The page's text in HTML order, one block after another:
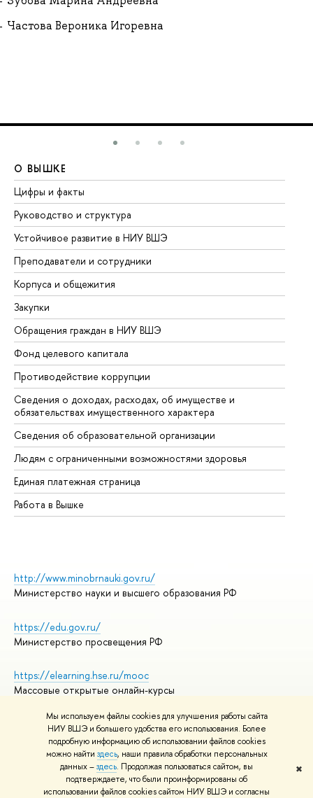
Мы используем файлы cookies для улучшения работы сайта
НИУ ВШЭ и большего удобства его использования. Более
подробную информацию об использовании файлов cookies
можно найти здесь, наши правила обработки персональных
данных –здесь. Продолжая пользоваться сайтом, вы
подтверждаете, что были проинформированы об
использовании файлов cookies сайтом НИУ ВШЭ и согласны
✖
Частова Вероника Игоревна
О ВЫШКЕ
Цифры и факты
Руководство и структура
Устойчивое развитие в НИУ ВШЭ
Преподаватели и сотрудники
Корпуса и общежития
Закупки
Обращения граждан в НИУ ВШЭ
Фонд целевого капитала
Противодействие коррупции
Сведения о доходах, расходах, об имуществе и
обязательствах имущественного характера
Сведения об образовательной организации
Людям с ограниченными возможностями здоровья
Единая платежная страница
Работа в Вышке
http://www.minobrnauki.gov.ru/
Министерство науки и высшего образования РФ
https://edu.gov.ru/
Министерство просвещения РФ
https://elearning.hse.ru/mooc
Массовые открытые онлайн-курсы
© НИУ ВШЭ 1993–2026
Адреса и контакты
Условия использования материалов
Политика конфиденциальности